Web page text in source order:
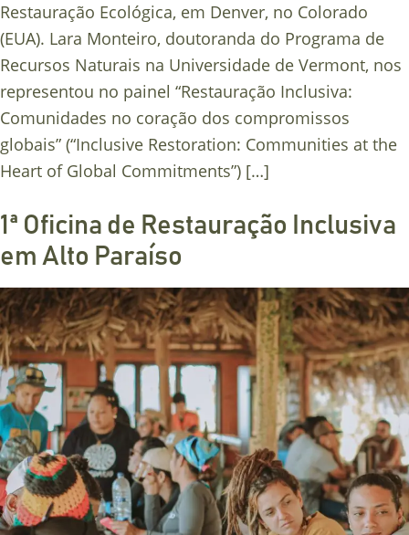
Restauração Ecológica, em Denver, no Colorado
(EUA). Lara Monteiro, doutoranda do Programa de
Recursos Naturais na Universidade de Vermont, nos
representou no painel “Restauração Inclusiva:
Comunidades no coração dos compromissos
globais” (“Inclusive Restoration: Communities at the
Heart of Global Commitments”) […]
1ª Oficina de Restauração Inclusiva
em Alto Paraíso